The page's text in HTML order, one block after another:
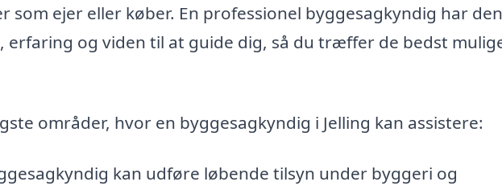
som ejer eller køber. En professionel byggesagkyndig har den
erfaring og viden til at guide dig, så du træffer de bedst
områder, hvor en byggesagkyndig i Jelling kan assistere:
kan udføre løbende tilsyn under byggeri og